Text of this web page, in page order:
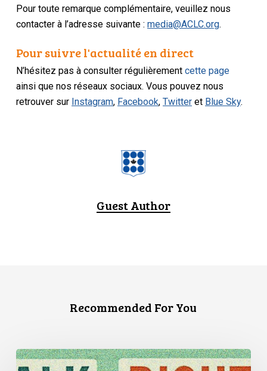
Pour toute remarque complémentaire, veuillez nous
contacter à l’adresse suivante :media@ACLC.org.
Pour suivre l'actualité en direct
N’hésitez pas à consulter régulièrementcette page
ainsi que nos réseaux sociaux. Vous pouvez nous
retrouver sur Instagram, Facebook,Twitter et Blue Sky.
Guest Author
Recommended For You
Trois